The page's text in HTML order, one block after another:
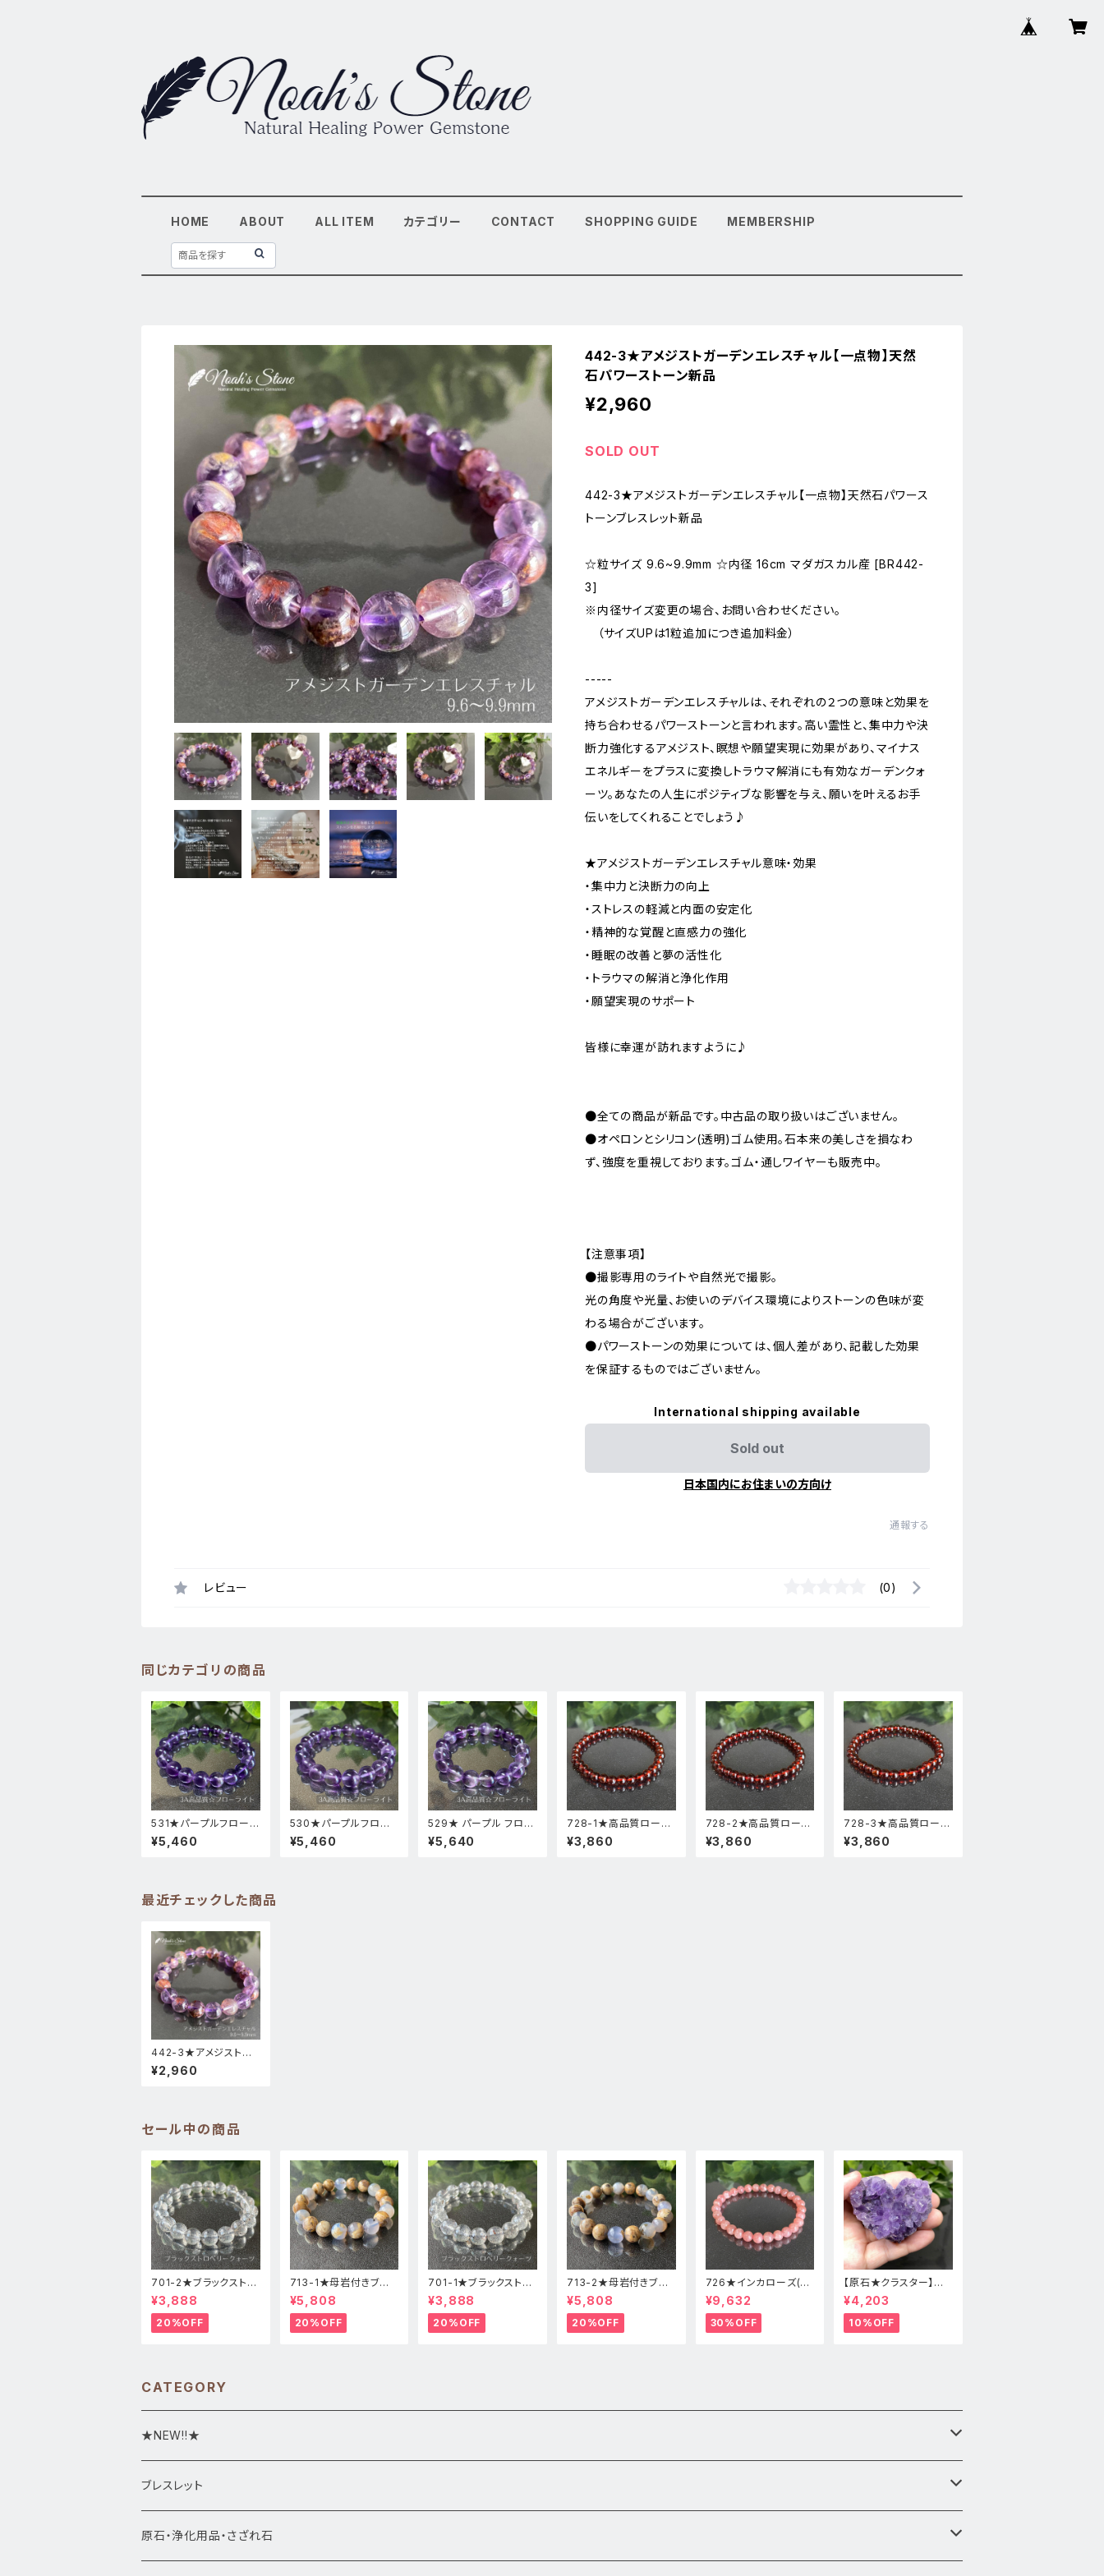
HOME ABOUT ALL ITEM カテゴリー CONTACT SHOPPING GUIDE MEMBERSHIP
442-3★アメジストガーデンエレスチャル【一点物】天然
石パワーストーン新品
¥2,960
SOLD OUT
442-3★アメジストガーデンエレスチャル【一点物】天然石パワース
トーンブレスレット新品
☆粒サイズ 9.6~9.9mm ☆内径 16cm マダガスカル産 [BR442-
3]
※内径サイズ変更の場合、お問い合わせください。
（サイズUPは1粒追加につき追加料金）
-----
アメジストガーデンエレスチャルは、それぞれの２つの意味と効果を
持ち合わせるパワーストーンと言われます。高い霊性と、集中力や決
断力強化するアメジスト、瞑想や願望実現に効果があり、マイナス
エネルギーをプラスに変換しトラウマ解消にも有効なガーデンクォ
ーツ。あなたの人生にポジティブな影響を与え、願いを叶えるお手
伝いをしてくれることでしょう♪
★アメジストガーデンエレスチャル意味・効果
・集中力と決断力の向上
・ストレスの軽減と内面の安定化
・精神的な覚醒と直感力の強化
・睡眠の改善と夢の活性化
・トラウマの解消と浄化作用
・願望実現のサポート
皆様に幸運が訪れますように♪
●全ての商品が新品です。中古品の取り扱いはございません。
●オペロンとシリコン(透明)ゴム使用。石本来の美しさを損なわ
ず、強度を重視しております。ゴム・通しワイヤーも販売中。
【注意事項】
●撮影専用のライトや自然光で撮影。
光の角度や光量、お使いのデバイス環境によりストーンの色味が変
わる場合がございます。
●パワーストーンの効果については、個人差があり、記載した効果
を保証するものではございません。
International shipping available
Sold out
日本国内にお住まいの方向け
通報する
レビュー (0)
同じカテゴリの商品
531★パープルフローラ
イト【高品質・高透明度】
天然石パワーストーン
¥5,460
530★パープルフロー
ライト【高品質・高透明
度】天然石パワーストー
¥5,460
529★ パープル フロー
ライト【 高品質 ・ 高透
明度 】天然石 パワース
¥5,640
728-1★高品質ロード
ライトガーネット★天然
石ブレスレットパワース
¥3,860
728-2★高品質ロード
ライトガーネット★天然
石ブレスレットパワース
¥3,860
728-3★高品質ロード
ライトガーネット★天然
石ブレスレットパワース
¥3,860
最近チェックした商品
442-3★アメジストガ
ーデンエレスチャル【一
点物】天然石パワースト
¥2,960
セール中の商品
701-2★ブラックストロ
ベリークォーツ【高品
質】天然石ブレスレッパ
ワーストーン
¥3,888
20%OFF
713-1★母岩付きブル
ーカルセドニー【高品
質】天然石ブレスレット
パワーストーン
¥5,808
20%OFF
701-1★ブラックストロ
ベリークォーツ【高品
質】天然石ブレスレッパ
ワーストーン
¥3,888
20%OFF
713-2★母岩付きブル
ーカルセドニー【高品
質】天然石ブレスレット
パワーストーン
¥5,808
20%OFF
726★インカローズ(ロ
ードクロサイト)★天然
石ブレスレット新品
¥9,632
30%OFF
【原石★クラスター】アメ
ジスト★ハート形★cp-
071天然石パワーストー
ン★インテリア置物
¥4,203
10%OFF
CATEGORY
★NEW!!★
★新入荷1/28~
ブレスレット
ブレスレット1点物
原石・浄化用品・さざれ石